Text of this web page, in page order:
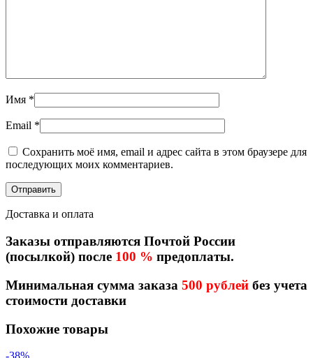
Имя *
Email *
Сохранить моё имя, email и адрес сайта в этом браузере для
последующих моих комментариев.
Доставка и оплата
Заказы отправляются Почтой России
(посылкой) после 100 % предоплаты.
Минимальная сумма заказа 500 рублей без учета
стоимости доставки
Похожие товары